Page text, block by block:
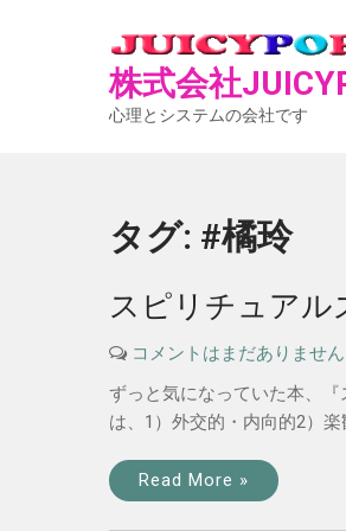
株式会社
心理とシステムの会社です
タグ: #橘玲
スピリチュア
コメントはまだありません
ずっと気になっていた本、
は、1）外交的・内向的2）
Read More »